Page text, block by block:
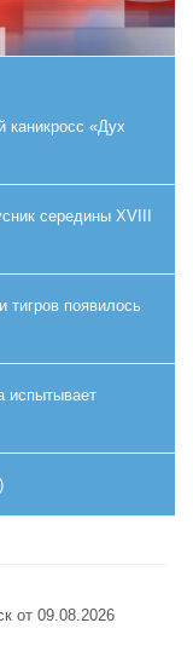
каникросс «Дух
середины XVIII
тигров появилось
испытывает
от 09.08.2026